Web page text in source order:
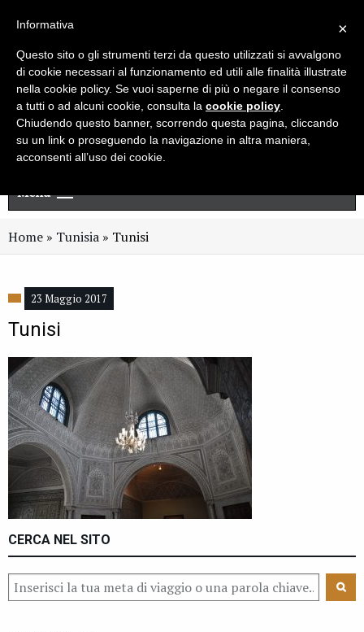
Newsletter
Menu
Home » Tunisia » Tunisi
23 Maggio 2017
Tunisi
CERCA NEL SITO
×
Informativa
Questo sito o gli strumenti terzi da questo utilizzati si avvalgono
di cookie necessari al funzionamento ed utili alle finalità illustrate
nella cookie policy. Se vuoi saperne di più o negare il consenso
a tutti o ad alcuni cookie, consulta la cookie policy
Chiudendo questo banner, scorrendo questa pagina, cliccando
su un link o proseguendo la navigazione in altra maniera,
acconsenti all’uso dei cookie.